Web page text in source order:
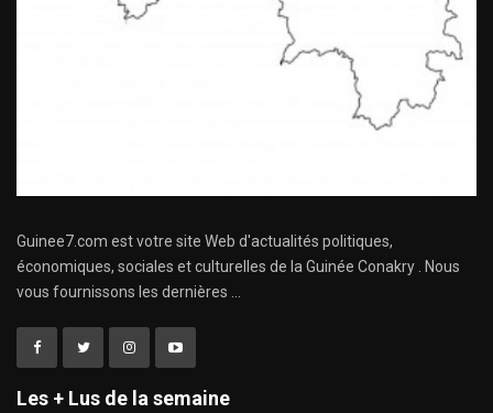
Guinee7.com est votre site Web d'actualités politiques,
économiques, sociales et culturelles de la Guinée Conakry . Nous
vous fournissons les dernières ...
Les + Lus de la semaine